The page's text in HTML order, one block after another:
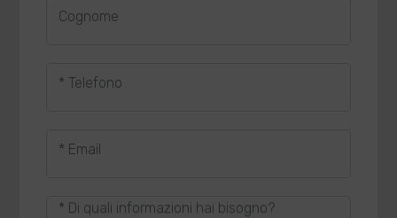
Cognome
* Telefono
* Email
* Di quali informazioni hai bisogno?